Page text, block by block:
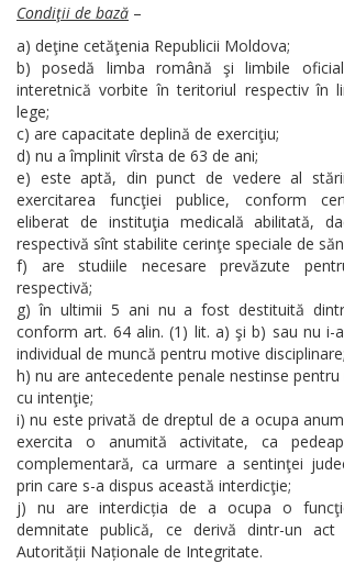
Condiţii de bază –
a) deţine cetăţenia Republicii Moldova;
b) posedă limba română şi limbile
interetnică vorbite în teritoriul respectiv în
lege;
c) are capacitate deplină de exerciţiu;
d) nu a împlinit vîrsta de 63 de ani;
e) este aptă, din punct de vedere al
exercitarea funcţiei publice, conform
eliberat de instituţia medicală abilitată,
respectivă sînt stabilite cerinţe speciale de
f) are studiile necesare prevăzute
respectivă;
g) în ultimii 5 ani nu a fost destituită
conform art. 64 alin. (1) lit. a) şi b) sau nu i-
individual de muncă pentru motive disciplinare;
h) nu are antecedente penale nestinse
cu intenţie;
i) nu este privată de dreptul de a ocupa
exercita o anumită activitate, ca
complementară, ca urmare a sentinţei
prin care s-a dispus această interdicţie;
j) nu are interdicția de a ocupa o
demnitate publică, ce derivă dintr-un
Autorității Naționale de Integritate.